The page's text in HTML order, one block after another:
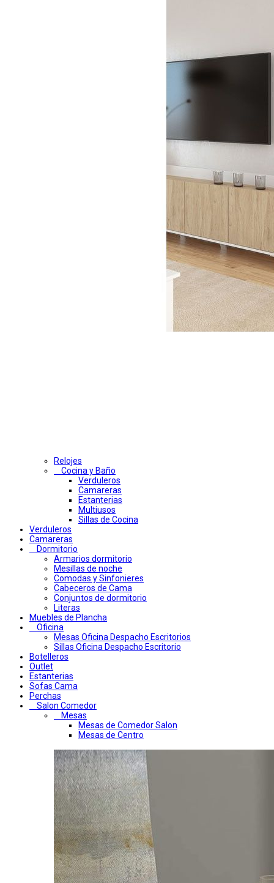
Relojes
Cocina y Baño
Verduleros
Camareras
Estanterias
Multiusos
Sillas de Cocina
Verduleros
Camareras
Dormitorio
Armarios dormitorio
Mesillas de noche
Comodas y Sinfonieres
Cabeceros de Cama
Conjuntos de dormitorio
Literas
Muebles de Plancha
Oficina
Mesas Oficina Despacho Escritorios
Sillas Oficina Despacho Escritorio
Botelleros
Outlet
Estanterias
Sofas Cama
Perchas
Salon Comedor
Mesas
Mesas de Comedor Salon
Mesas de Centro